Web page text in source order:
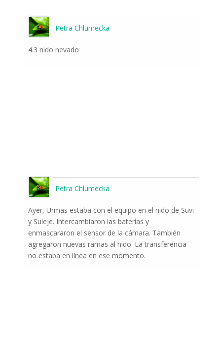
Petra Chlumecka
4.3 nido nevado
Petra Chlumecka
Ayer, Urmas estaba con el equipo en el nido de Suvi
y Suleje. Intercambiaron las baterías y
enmascararon el sensor de la cámara. También
agregaron nuevas ramas al nido. La transferencia
no estaba en línea en ese momento.